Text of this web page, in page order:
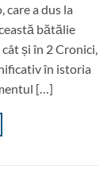
a dus la
bătălie
și în 2 Cronici,
în istoria
[…]